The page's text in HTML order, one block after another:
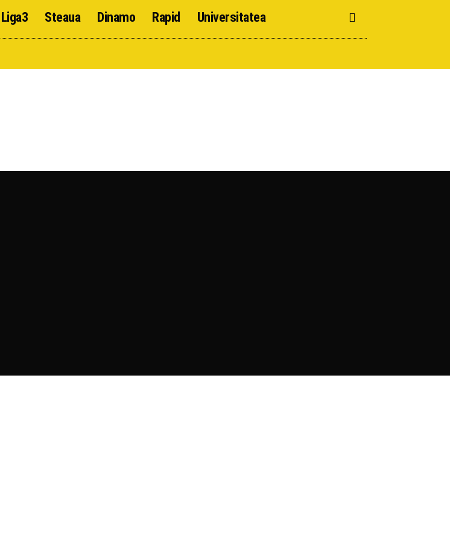
Liga3 Steaua Dinamo Rapid Universitatea